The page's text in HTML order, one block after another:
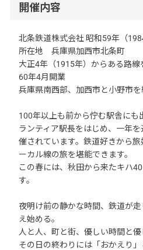
開催内容
北条鉄道株式会社 昭和59年（
所在地 兵庫県加西市北条町
大正4年（1915年）からある路線
60年4月開業
兵庫県南西部、加西市と小野市
100年以上も前から佇む駅舎にも
ランティア駅長をはじめ、一年
催されています。鉄道好きから
ーカル線の旅を堪能できます。
この春には、秋田から来たキハ
す。
夜明け前の静かな時間、鉄道が
え始める。
人と人、町と街、優しい時間と優
その日の終わりには「おかえり」